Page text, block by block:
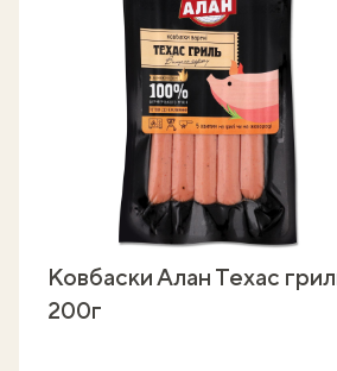
Ковбаски Алан Техас
200г